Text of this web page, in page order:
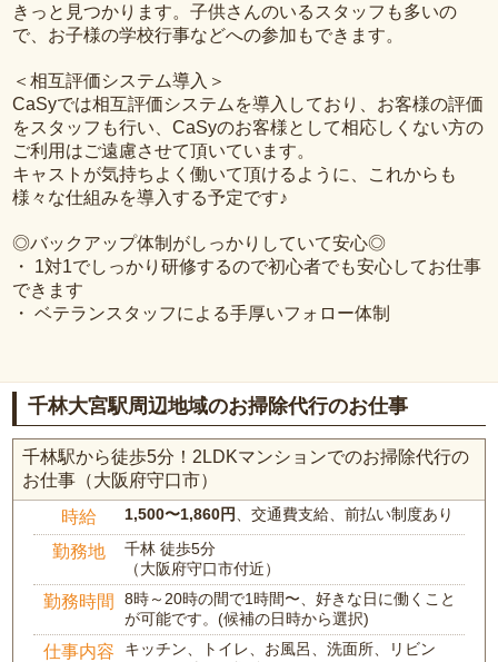
きっと見つかります。子供さんのいるスタッフも多いの
で、お子様の学校行事などへの参加もできます。
＜相互評価システム導入＞
CaSyでは相互評価システムを導入しており、お客様の評価
をスタッフも行い、CaSyのお客様として相応しくない方の
ご利用はご遠慮させて頂いています。
キャストが気持ちよく働いて頂けるように、これからも
様々な仕組みを導入する予定です♪
◎バックアップ体制がしっかりしていて安心◎
・ 1対1でしっかり研修するので初心者でも安心してお仕事
できます
・ ベテランスタッフによる手厚いフォロー体制
千林大宮駅周辺地域のお掃除代行のお仕事
千林駅から徒歩5分！2LDKマンションでのお掃除代行の
お仕事（大阪府守口市）
時給 1,500〜1,860円、交通費支給、前払い制度あり
勤務地
千林 徒歩5分
（大阪府守口市付近）
勤務時間
8時～20時の間で1時間〜、好きな日に働くこと
が可能です。(候補の日時から選択)
仕事内容
キッチン、トイレ、お風呂、洗面所、リビン